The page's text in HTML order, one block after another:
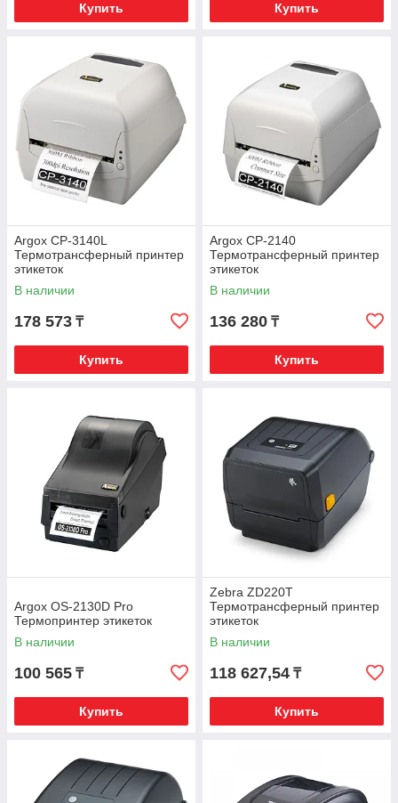
Купить Купить
Argox CP-3140L
Термотрансферный принтер
этикеток
В наличии
178 573 ₸
Купить
Argox CP-2140
Термотрансферный принтер
этикеток
В наличии
136 280 ₸
Купить
Argox OS-2130D Pro
Термопринтер этикеток
В наличии
100 565 ₸
Купить
Zebra ZD220T
Термотрансферный принтер
этикеток
В наличии
118 627,54 ₸
Купить